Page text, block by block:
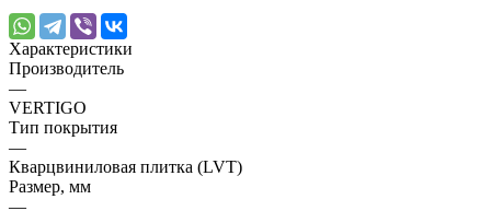
Характеристики
Производитель
—
VERTIGO
Тип покрытия
—
Кварцвиниловая плитка (LVT)
Размер, мм
—